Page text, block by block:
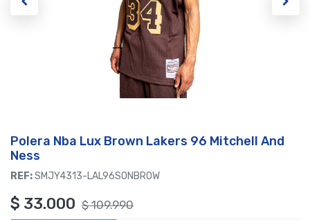
Polera Nba Lux Brown Lakers 96 Mitchell And
Ness
REF:SMJY4313-LAL96SONBROW
$ 33.000 $109.990